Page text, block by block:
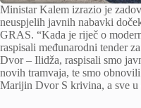
Ministar Kalem izrazio je
neuspjelih javnih nabavki
GRAS. “Kada je riječ o
raspisali međunarodni tender
Dvor – Ilidža, raspisali smo
novih tramvaja, te smo
Marijin Dvor S krivina, a sve